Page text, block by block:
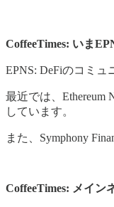
CoffeeTimes: いま
EPNS: DeFiのコミ
最近では、Ethereum
しています。
また、Symphony
CoffeeTimes: メイン